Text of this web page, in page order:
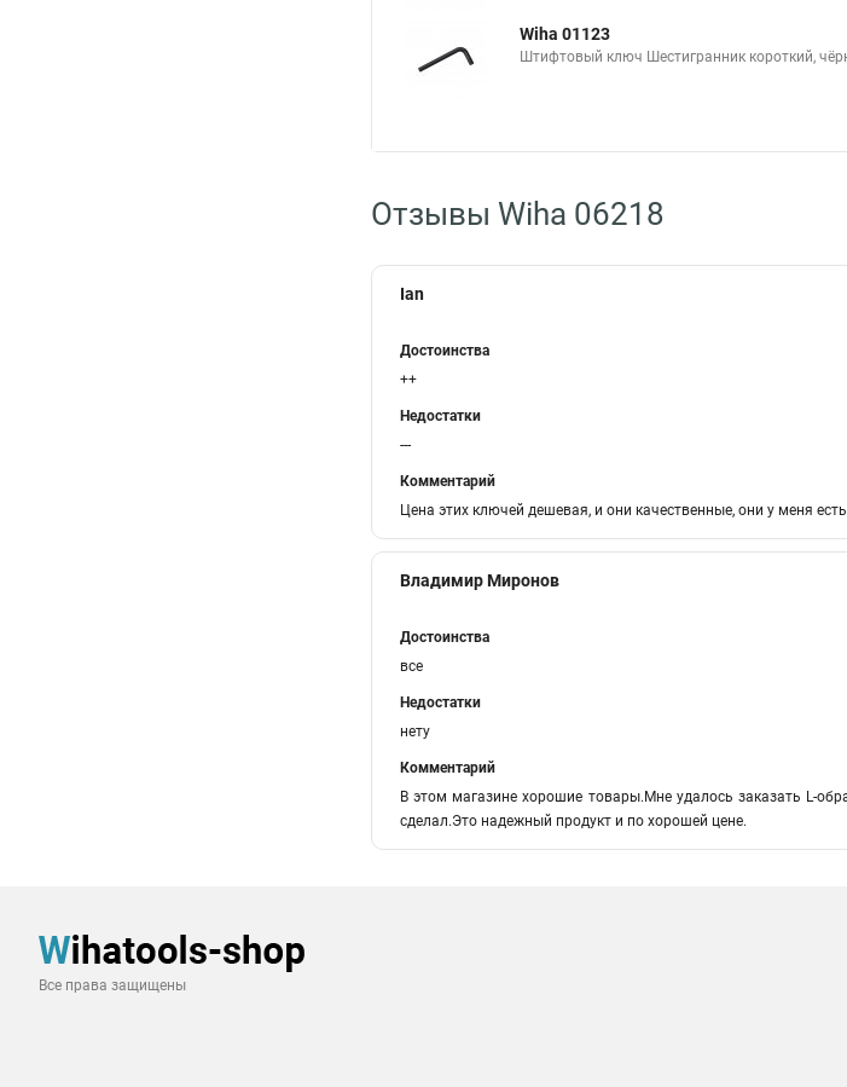
Wiha 01123
Штифтовый ключ Шестигранник короткий,
Отзывы Wiha 06218
Ian
Достоинства
++
Недостатки
---
Комментарий
Цена этих ключей дешевая, и они качественные, они у меня
Владимир Миронов
Достоинства
все
Недостатки
нету
Комментарий
В этом магазине хорошие товары.Мне удалось заказать L-
сделал.Это надежный продукт и по хорошей цене.
Все права защищены